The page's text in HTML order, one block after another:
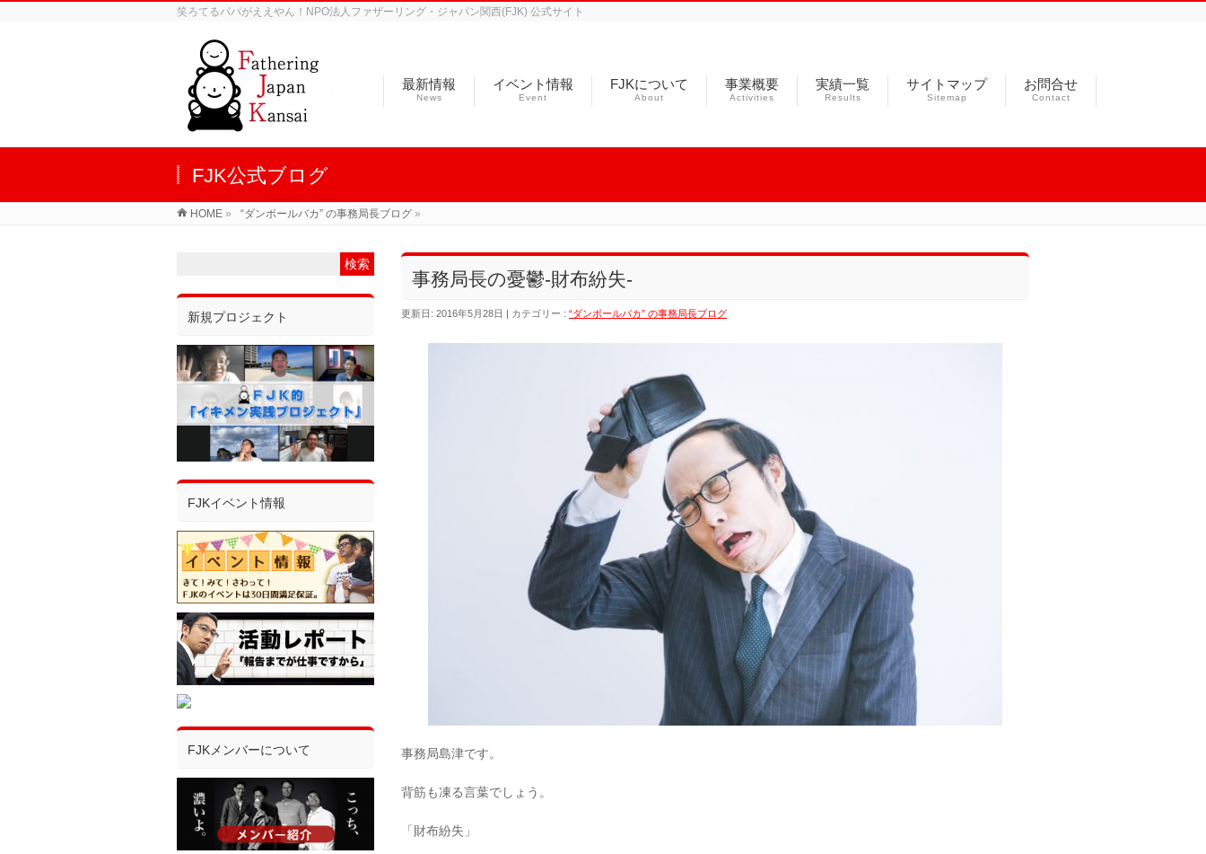
笑ろてるパパがええやん！NPO法人ファザーリング・ジャパン関西(FJK) 公式サイト
最新情報
News
イベント情報
Event
FJKについて
About
事業概要
Activities
実績一覧
Results
サイトマップ
Sitemap
お問合せ
Contact
FJK公式ブログ
HOME » “ダンボールバカ” の事務局長ブログ »
事務局長の憂鬱-財布紛失-
更新日: 2016年5月28日 カテゴリー : “ダンボールバカ” の事務局長ブログ
事務局島津です。
背筋も凍る言葉でしょう。
「財布紛失」
新規プロジェクト
FJKイベント情報
FJKメンバーについて